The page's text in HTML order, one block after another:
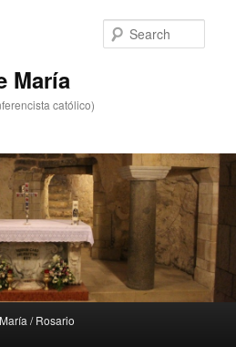
María
católico)
María / Rosario